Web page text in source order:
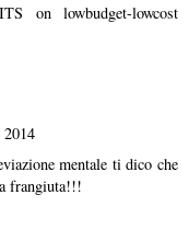
on lowbudget-lowcost
2014
mentale ti dico che
frangiuta!!!